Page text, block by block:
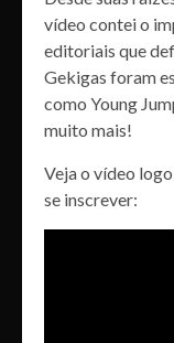
vídeo contei o
editoriais que
Gekigas foram
como Young
muito mais!
Veja o vídeo
se inscrever: